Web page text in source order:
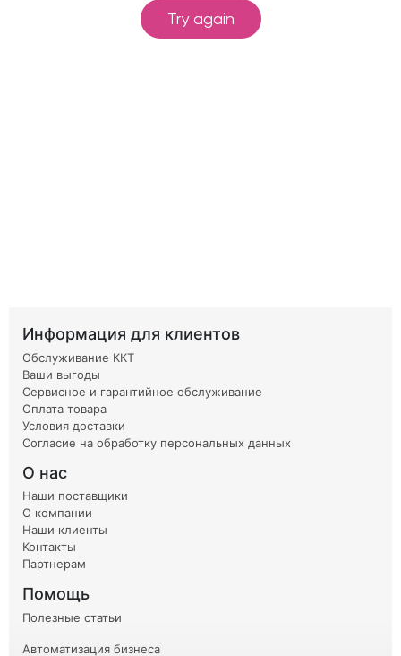
Информация для клиентов
Обслуживание ККТ
Ваши выгоды
Сервисное и гарантийное обслуживание
Оплата товара
Условия доставки
Согласие на обработку персональных данных
О нас
Наши поставщики
О компании
Наши клиенты
Контакты
Партнерам
Помощь
Полезные статьи
Автоматизация бизнеса